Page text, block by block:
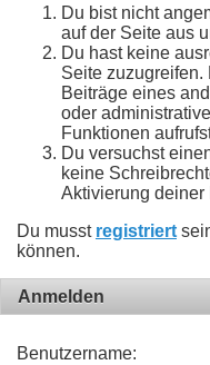
Du bist nicht
auf der Seite aus
Du hast keine
Seite
Beiträge eines
oder
Funktionen
Du versuchst
keine
Aktivierung deiner
Du musst registriert
können.
Anmelden
Benutzername: